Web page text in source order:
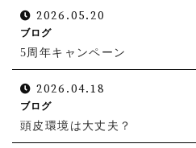
2026.05.20
ブログ
5周年キャンペーン
2026.04.18
ブログ
頭皮環境は大丈夫？